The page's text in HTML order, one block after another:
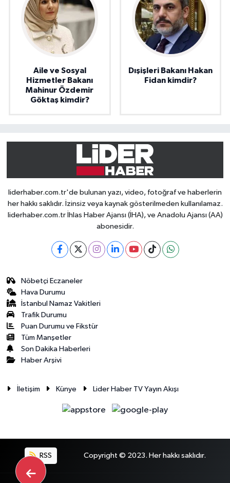
Aile ve Sosyal
Hizmetler Bakanı
Mahinur Özdemir
Göktaş kimdir?
Dışişleri Bakanı Hakan
Fidan kimdir?
liderhaber.com.tr'de bulunan yazı, video, fotoğraf ve haberlerin
her hakkı saklıdır. İzinsiz veya kaynak gösterilmeden kullanılamaz.
liderhaber.com.tr İhlas Haber Ajansı (İHA), ve Anadolu Ajansı (AA)
abonesidir.
Nöbetçi Eczaneler
Hava Durumu
İstanbul Namaz Vakitleri
Trafik Durumu
Puan Durumu ve Fikstür
Tüm Manşetler
Son Dakika Haberleri
Haber Arşivi
İletişim Künye Lider Haber TV Yayın Akışı
RSS Copyright © 2023. Her hakkı saklıdır.